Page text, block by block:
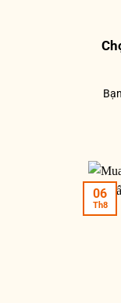
06
Th8